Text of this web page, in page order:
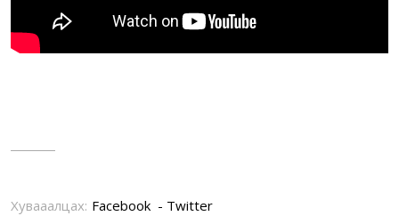
Хувааалцах: Facebook Twitter